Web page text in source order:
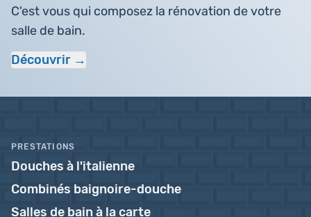
C'est vous qui composez la rénovation de votre
salle de bain.
Découvrir
PRESTATIONS
Douches à l'italienne
Combinés baignoire-douche
Salles de bain à la carte